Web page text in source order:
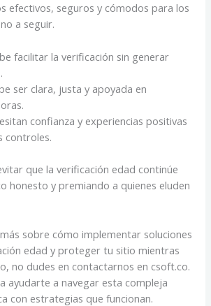
efectivos, seguros y cómodos para los
a seguir.
facilitar la verificación sin generar
ser clara, justa y apoyada en
confianza y experiencias positivas
controles.
que la verificación edad continúe
honesto y premiando a quienes eluden
sobre cómo implementar soluciones
edad y proteger tu sitio mientras
no dudes en contactarnos en csoft.co.
ayudarte a navegar esta compleja
con estrategias que funcionan.